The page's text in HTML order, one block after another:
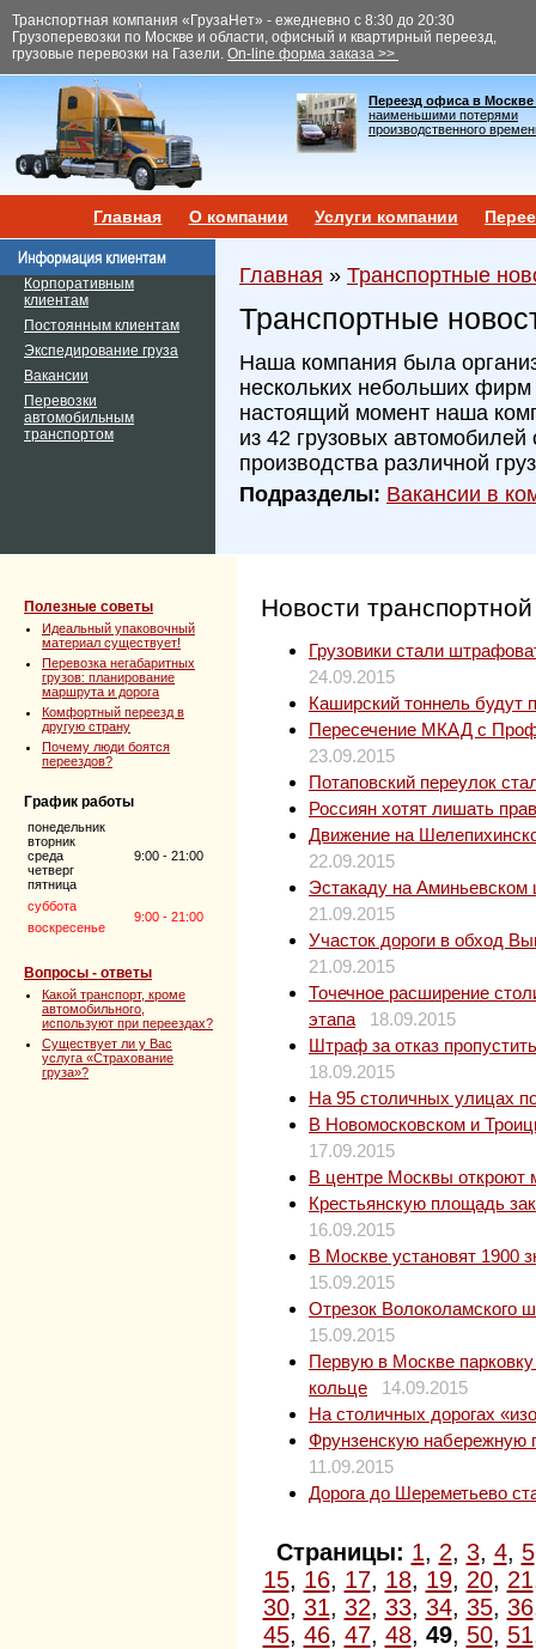
Транспортная компания «ГрузаНет» - ежедневно с 8:30 до 20:30
Грузоперевозки по Москве и области, офисный и квартирный переезд,
грузовые перевозки на Газели. On-line форма заказа >>
Переезд офиса в Москве
наименьшими потерями
производственного
Главная О компании Услуги компании
Корпоративным
клиентам
Постоянным клиентам
Экспедирование груза
Вакансии
Перевозки
автомобильным
транспортом
Главная » Транспортные
Транспортные
Наша компания была
нескольких небольших фирм
настоящий момент наша
из 42 грузовых автомобилей
производства различной
Подразделы: Вакансии в
Полезные советы
Идеальный упаковочный
материал существует!
Перевозка негабаритных
грузов: планирование
маршрута и дорога
Комфортный переезд в
другую страну
Почему люди боятся
переездов?
График работы
понедельник
вторник
среда
четверг
пятница
9:00 - 21:00
суббота
9:00 - 21:00
воскресенье
Вопросы - ответы
Какой транспорт, кроме
автомобильного,
используют при переездах?
Существует ли у Вас
услуга «Страхование
груза»?
Новости
Грузовики стали
24.09.2015
Каширский тоннель будут
Пересечение МКАД с
23.09.2015
Потаповский переулок
Россиян хотят лишать
Движение на
22.09.2015
Эстакаду на Аминьевском
21.09.2015
Участок дороги в обход
21.09.2015
Точечное расширение
этапа
18.09.2015
Штраф за отказ
18.09.2015
На 95 столичных улицах
В Новомосковском и
17.09.2015
В центре Москвы откроют
Крестьянскую площадь
16.09.2015
В Москве установят 1900
15.09.2015
Отрезок Волоколамского
15.09.2015
Первую в Москве
кольце
14.09.2015
На столичных дорогах
Фрунзенскую набережную
11.09.2015
Дорога до Шереметьево
Страницы: 1, 2, 3, 4, 5
15, 16, 17, 18, 19, 20, 21
30, 31, 32, 33, 34, 35, 36
45, 46, 47, 48, 49, 50, 51